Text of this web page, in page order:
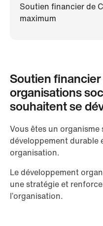
Soutien financier de
maximum
Soutien
organisations
souhaitent se
Vous êtes un
développement durable
organisation.
Le développement
une stratégie et
l’organisation.